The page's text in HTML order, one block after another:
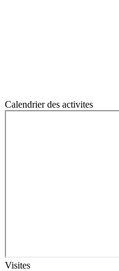
Calendrier des activites
Visites